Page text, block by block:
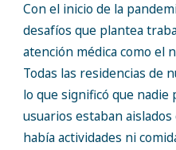
Con el inicio de la
desafíos que plantea
atención médica como el
Todas las residencias de
lo que significó que nadie
usuarios estaban
había actividades ni